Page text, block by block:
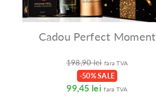
Cadou Perfect Moment
198,90 lei fara TVA
-50% SALE
99,45 lei fara TVA